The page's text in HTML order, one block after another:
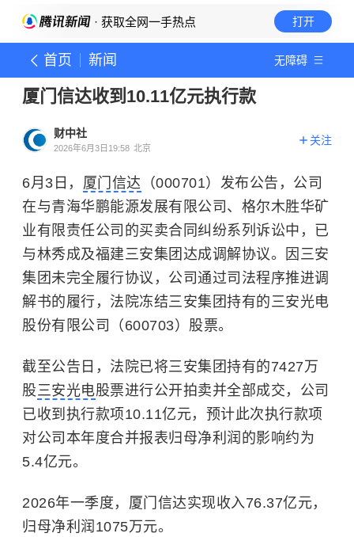
· 获取全网一手热点 打开
首页 新闻 无障碍
厦门信达收到10.11亿元执行款
财中社
2026年6月3日19:58 北京
关注
6月3日， 厦门信达 （000701）发布公告，公司
在与青海华鹏能源发展有限公司、格尔木胜华矿
业有限责任公司的买卖合同纠纷系列诉讼中，已
与林秀成及福建三安集团达成调解协议。因三安
集团未完全履行协议，公司通过司法程序推进调
解书的履行，法院冻结三安集团持有的三安光电
股份有限公司（600703）股票。
截至公告日，法院已将三安集团持有的7427万
股三安光电股票进行公开拍卖并全部成交，公司
已收到执行款项10.11亿元，预计此次执行款项
对公司本年度合并报表归母净利润的影响约为
5.4亿元。
2026年一季度，厦门信达实现收入76.37亿元，
归母净利润1075万元。